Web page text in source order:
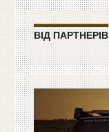
ВІД ПАРТНЕРІВ